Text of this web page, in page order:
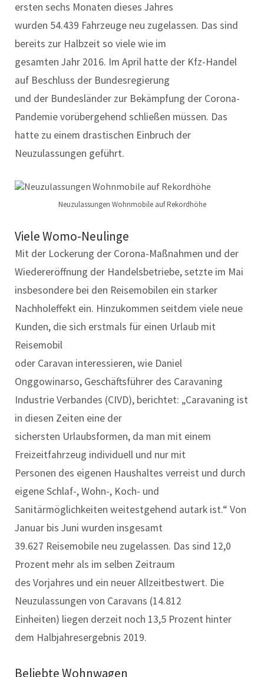
ersten sechs Monaten dieses Jahres
wurden 54.439 Fahrzeuge neu zugelassen. Das sind
bereits zur Halbzeit so viele wie im
gesamten Jahr 2016. Im April hatte der Kfz-Handel
auf Beschluss der Bundesregierung
und der Bundesländer zur Bekämpfung der Corona-
Pandemie vorübergehend schließen müssen. Das
hatte zu einem drastischen Einbruch der
Neuzulassungen geführt.
Neuzulassungen Wohnmobile auf Rekordhöhe
Viele Womo-Neulinge
Mit der Lockerung der Corona-Maßnahmen und der
Wiedereröffnung der Handelsbetriebe, setzte im Mai
insbesondere bei den Reisemobilen ein starker
Nachholeffekt ein. Hinzukommen seitdem viele neue
Kunden, die sich erstmals für einen Urlaub mit
Reisemobil
oder Caravan interessieren, wie Daniel
Onggowinarso, Geschäftsführer des Caravaning
Industrie Verbandes (CIVD), berichtet: „Caravaning ist
in diesen Zeiten eine der
sichersten Urlaubsformen, da man mit einem
Freizeitfahrzeug individuell und nur mit
Personen des eigenen Haushaltes verreist und durch
eigene Schlaf-, Wohn-, Koch- und
Sanitärmöglichkeiten weitestgehend autark ist.“ Von
Januar bis Juni wurden insgesamt
39.627 Reisemobile neu zugelassen. Das sind 12,0
Prozent mehr als im selben Zeitraum
des Vorjahres und ein neuer Allzeitbestwert. Die
Neuzulassungen von Caravans (14.812
Einheiten) liegen derzeit noch 13,5 Prozent hinter
dem Halbjahresergebnis 2019.
Beliebte Wohnwagen